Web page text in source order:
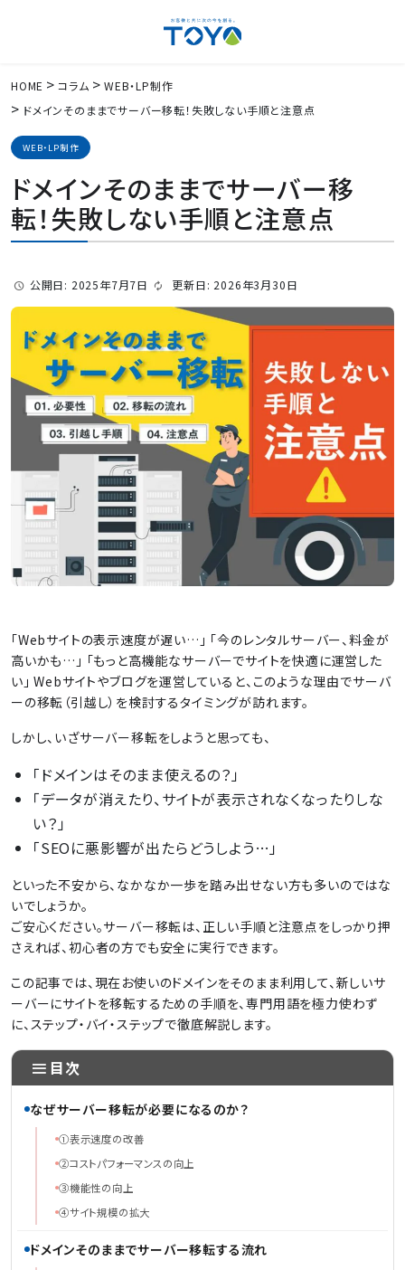
HOME コラム
WEB・LP制作
ドメインそのままでサーバー移転！失敗しない手順と注意点
WEB・LP制作
ドメインそのままでサーバー移
転！失敗しない手順と注意点
公開日: 2025年7月7日 更新日: 2026年3月30日
「Webサイトの表示速度が遅い…」 「今のレンタルサーバー、料金が
高いかも…」 「もっと高機能なサーバーでサイトを快適に運営した
い」 Webサイトやブログを運営していると、このような理由でサーバ
ーの移転（引越し）を検討するタイミングが訪れます。
しかし、いざサーバー移転をしようと思っても、
「ドメインはそのまま使えるの？」
「データが消えたり、サイトが表示されなくなったりしな
い？」
「SEOに悪影響が出たらどうしよう…」
といった不安から、なかなか一歩を踏み出せない方も多いのではな
いでしょうか。
ご安心ください。サーバー移転は、正しい手順と注意点をしっかり押
さえれば、初心者の方でも安全に実行できます。
この記事では、現在お使いのドメインをそのまま利用して、新しいサ
ーバーにサイトを移転するための手順を、専門用語を極力使わず
に、ステップ・バイ・ステップで徹底解説します。
目次
なぜサーバー移転が必要になるのか？
①表示速度の改善
②コストパフォーマンスの向上
③機能性の向上
④サイト規模の拡大
ドメインそのままでサーバー移転する流れ